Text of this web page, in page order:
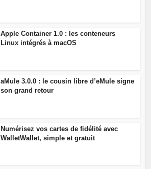
Apple Container 1.0 : les conteneurs
Linux intégrés à macOS
aMule 3.0.0 : le cousin libre d’eMule signe
son grand retour
Numérisez vos cartes de fidélité avec
WalletWallet, simple et gratuit